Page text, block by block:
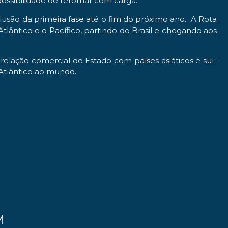
da primeira fase até o fim do próximo ano. A Rota
e o Pacífico, partindo do Brasil e chegando aos
comercial do Estado com países asiáticos e sul-
ao mundo.